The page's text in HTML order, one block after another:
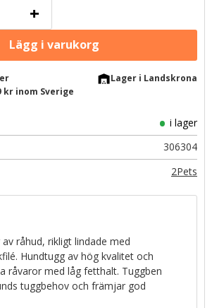
+
warehouseLager i Landskrona
inom Sverige
i lager
306304
2Pets
råhud, rikligt lindade med
Hundtugg av hög kvalitet och
råvaror med låg fetthalt. Tuggben
tuggbehov och främjar god